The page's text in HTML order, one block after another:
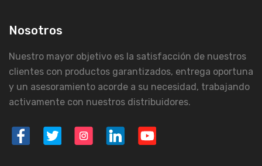
Nosotros
Nuestro mayor objetivo es la satisfacción de nuestros
clientes con productos garantizados, entrega oportuna
y un asesoramiento acorde a su necesidad, trabajando
activamente con nuestros distribuidores.